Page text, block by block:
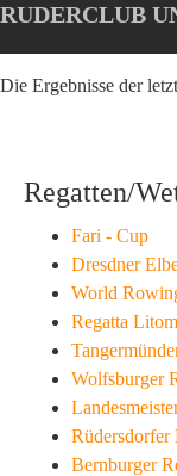
Oops, an error
to
RUDERCLUB
Die Ergebnisse der
Regatten/
Fari - Cup
Dresdner
World
Regatta
Wolfsburger
Rüdersdorfer
Bernburger